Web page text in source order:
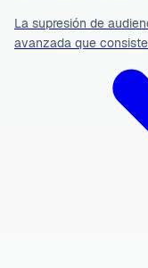
La supresión de
avanzada que